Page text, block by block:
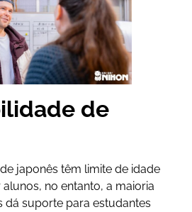
de
japonês têm limite de idade
no entanto, a maioria
dá suporte para estudantes